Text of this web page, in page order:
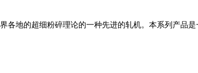
地的超细粉碎理论的一种先进的轧机。本系列产品